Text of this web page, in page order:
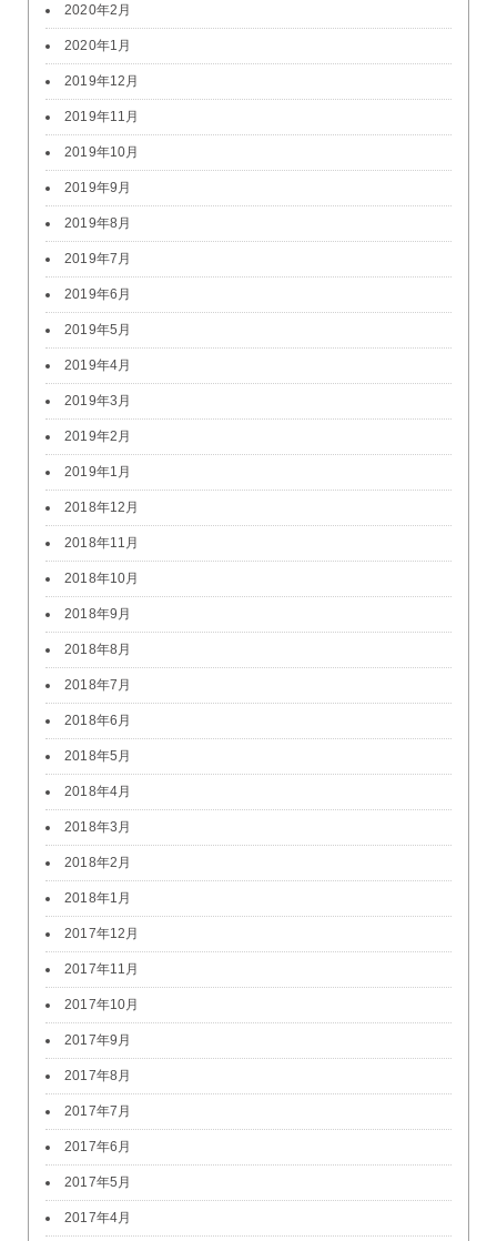
2020年2月
2020年1月
2019年12月
2019年11月
2019年10月
2019年9月
2019年8月
2019年7月
2019年6月
2019年5月
2019年4月
2019年3月
2019年2月
2019年1月
2018年12月
2018年11月
2018年10月
2018年9月
2018年8月
2018年7月
2018年6月
2018年5月
2018年4月
2018年3月
2018年2月
2018年1月
2017年12月
2017年11月
2017年10月
2017年9月
2017年8月
2017年7月
2017年6月
2017年5月
2017年4月